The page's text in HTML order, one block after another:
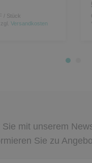
/ Stück
Versandkosten
mit unserem
Sie zu